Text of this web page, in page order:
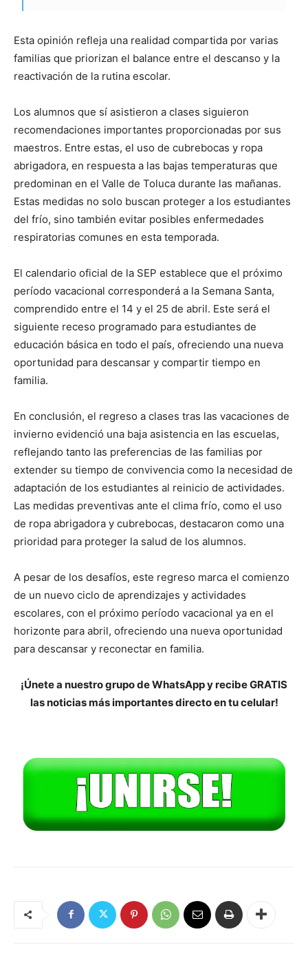
Esta opinión refleja una realidad compartida por varias
familias que priorizan el balance entre el descanso y la
reactivación de la rutina escolar.
Los alumnos que sí asistieron a clases siguieron
recomendaciones importantes proporcionadas por sus
maestros. Entre estas, el uso de cubrebocas y ropa
abrigadora, en respuesta a las bajas temperaturas que
predominan en el Valle de Toluca durante las mañanas.
Estas medidas no solo buscan proteger a los estudiantes
del frío, sino también evitar posibles enfermedades
respiratorias comunes en esta temporada.
El calendario oficial de la SEP establece que el próximo
período vacacional corresponderá a la Semana Santa,
comprendido entre el 14 y el 25 de abril. Este será el
siguiente receso programado para estudiantes de
educación básica en todo el país, ofreciendo una nueva
oportunidad para descansar y compartir tiempo en
familia.
En conclusión, el regreso a clases tras las vacaciones de
invierno evidenció una baja asistencia en las escuelas,
reflejando tanto las preferencias de las familias por
extender su tiempo de convivencia como la necesidad de
adaptación de los estudiantes al reinicio de actividades.
Las medidas preventivas ante el clima frío, como el uso
de ropa abrigadora y cubrebocas, destacaron como una
prioridad para proteger la salud de los alumnos.
A pesar de los desafíos, este regreso marca el comienzo
de un nuevo ciclo de aprendizajes y actividades
escolares, con el próximo período vacacional ya en el
horizonte para abril, ofreciendo una nueva oportunidad
para descansar y reconectar en familia.
¡Únete a nuestro grupo de WhatsApp y recibe GRATIS
las noticias más importantes directo en tu celular!